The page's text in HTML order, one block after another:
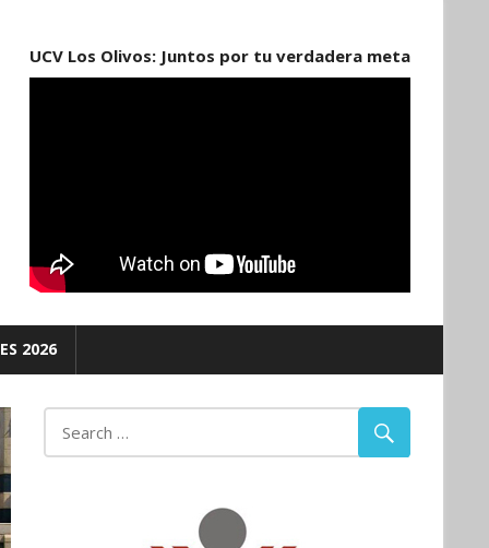
UCV Los Olivos: Juntos por tu verdadera meta
2026